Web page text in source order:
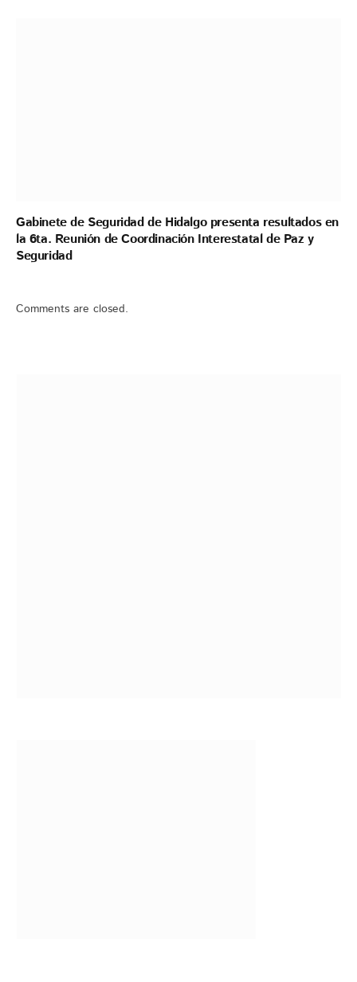
Gabinete de Seguridad de Hidalgo presenta resultados en
la 6ta. Reunión de Coordinación Interestatal de Paz y
Seguridad
Comments are closed.